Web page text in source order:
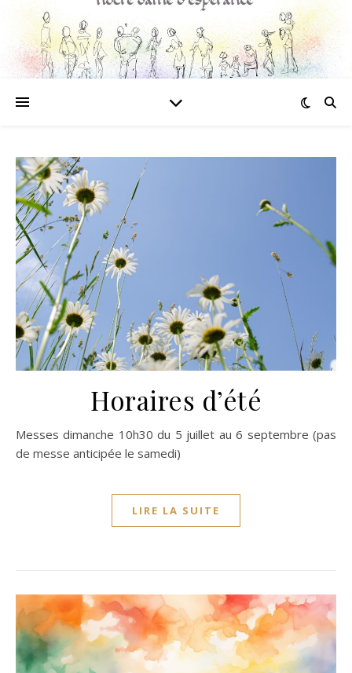
Horaires d’été
Messes dimanche 10h30 du 5 juillet au 6 septembre (pas
de messe anticipée le samedi)
LIRE LA SUITE